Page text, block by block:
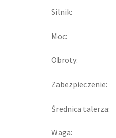
Silnik:
Moc: 1,1
Obroty:
Średnica
Waga: 34